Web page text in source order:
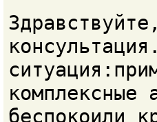
комплексные
беспокоили